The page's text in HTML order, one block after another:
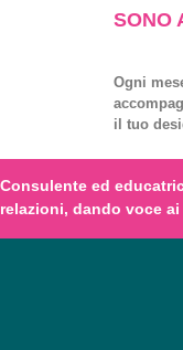
SONO
Ogni
il tuo
Consulente ed
relazioni, dando voce ai